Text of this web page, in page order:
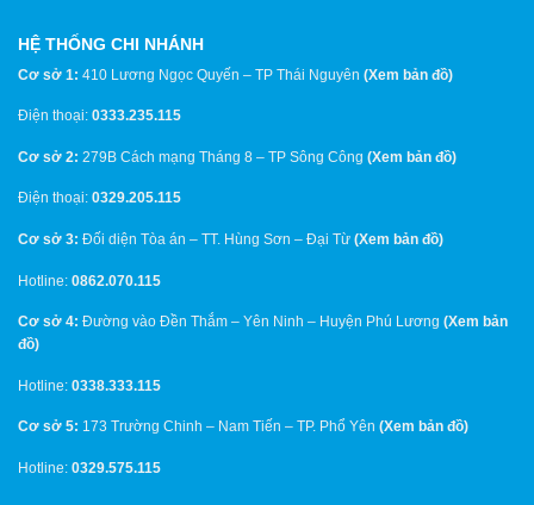
HỆ THỐNG CHI NHÁNH
Cơ sở 1: 410 Lương Ngọc Quyến – TP Thái Nguyên (Xem bản đồ)
Điện thoại: 0333.235.115
Cơ sở 2: 279B Cách mạng Tháng 8 – TP Sông Công (Xem bản đồ)
Điện thoại: 0329.205.115
Cơ sở 3: Đối diện Tòa án – TT. Hùng Sơn – Đại Từ (Xem bản đồ)
Hotline: 0862.070.115
Cơ sở 4: Đường vào Đền Thắm – Yên Ninh – Huyện Phú Lương (Xem bản
đồ)
Hotline: 0338.333.115
Cơ sở 5: 173 Trường Chinh – Nam Tiến – TP. Phổ Yên (Xem bản đồ)
Hotline: 0329.575.115